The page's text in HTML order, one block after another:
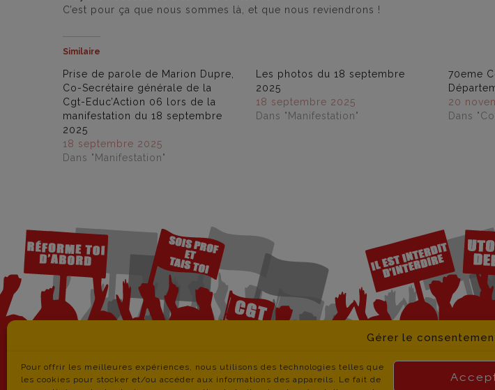
Gérer le
Pour offrir les meilleures expériences, nous utilisons des technologies telles que
les cookies pour stocker et/ou accéder aux informations des appareils. Le fait de
C’est pour ça que nous sommes là, et que nous reviendrons !
Similaire
Prise de parole de Marion Dupre,
Co-Secrétaire générale de la
Cgt-Educ’Action 06 lors de la
manifestation du 18 septembre
2025
18 septembre 2025
Dans "Manifestation"
Les photos du 18 septembre
2025
18 septembre 2025
Dans "Manifestation"
70eme
20
Dans